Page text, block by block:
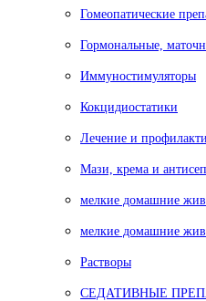
Гомеопатические
Гормональные,
Иммуностимуляторы
Кокцидиостатики
Лечение и
Мази, крема и
мелкие домашние
мелкие домашние
Растворы
СЕДАТИВНЫЕ